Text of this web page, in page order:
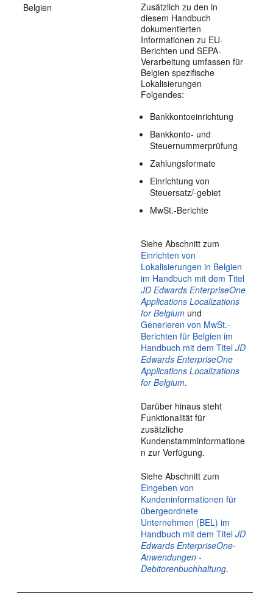
Belgien
Zusätzlich zu den in
diesem Handbuch
dokumentierten
Informationen zu EU-
Berichten und SEPA-
Verarbeitung umfassen für
Belgien spezifische
Lokalisierungen
Folgendes:
Bankkontoeinrichtung
Bankkonto- und
Steuernummerprüfung
Zahlungsformate
Einrichtung von
Steuersatz/-gebiet
MwSt.-Berichte
Siehe Abschnitt zum
Einrichten von
Lokalisierungen in Belgien
im Handbuch mit dem Titel
JD Edwards EnterpriseOne
Applications Localizations
for Belgium und
Generieren von MwSt.-
Berichten für Belgien im
Handbuch mit dem TitelJD
Edwards EnterpriseOne
Applications Localizations
for Belgium.
Darüber hinaus steht
Funktionalität für
zusätzliche
Kundenstamminformatione
n zur Verfügung.
Siehe Abschnitt zum
Eingeben von
Kundeninformationen für
übergeordnete
Unternehmen (BEL) im
Handbuch mit dem TitelJD
Edwards EnterpriseOne-
Anwendungen -
Debitorenbuchhaltung.